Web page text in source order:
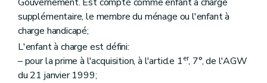
supplémentaire, le membre du ménage ou l'enfant à
charge handicapé;
L'enfant à charge est défini:
– pour la prime à l'acquisition, à l'article 1er, 7°, de l'AGW
du 21 janvier 1999;